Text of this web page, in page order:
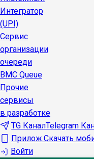
Интегратор
(UPI)
Сервис
организации
очереди
BMC Queue
Прочие
сервисы
в разработке
TG КаналTelegram
Прилож.Скачать
Войти